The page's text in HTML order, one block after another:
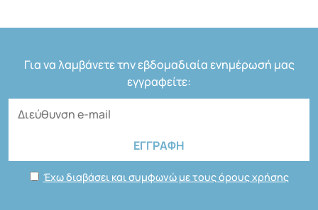
Για να λαμβάνετε την εβδομαδιαία ενημέρωσή μας
εγγραφείτε:
Έχω διαβάσει και συμφωνώ με τους όρους χρήσης